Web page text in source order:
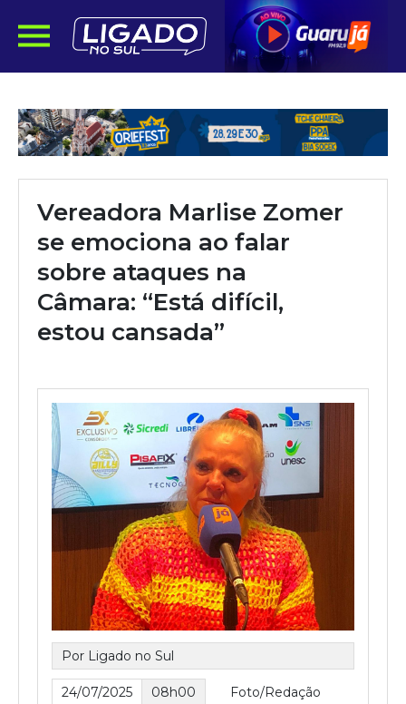
Vereadora Marlise Zomer
se emociona ao falar
sobre ataques na
Câmara: “Está difícil,
estou cansada”
Por Ligado no Sul
24/07/2025 08h00 Foto/Redação